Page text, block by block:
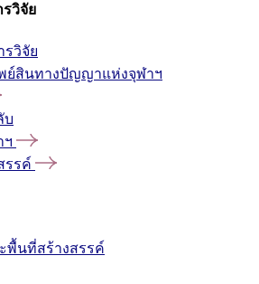
วิจัย
วิจัย
ย์สินทางปัญญาแห่งจุฬาฯ
บ
ฯ
รรค์
พื้นที่สร้างสรรค์